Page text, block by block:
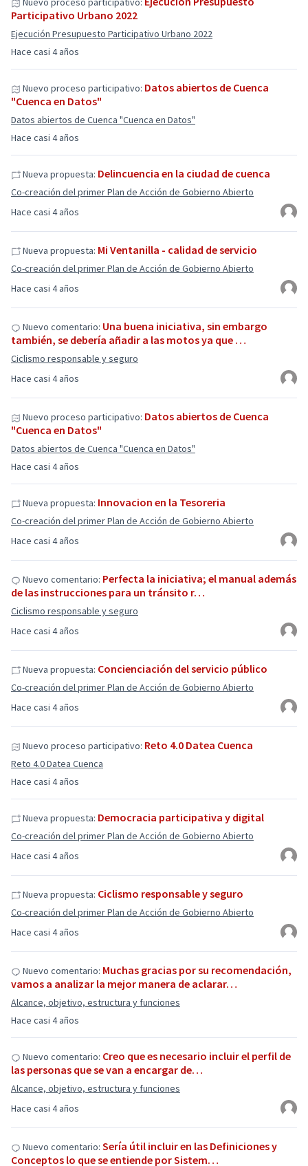
Hace casi 4 años
Participativo Urbano 2022
Ejecución Presupuesto Participativo Urbano 2022
Hace casi 4 años
Nuevo proceso participativo: Datos abiertos de Cuenca
"Cuenca en Datos"
Datos abiertos de Cuenca "Cuenca en Datos"
Hace casi 4 años
Nueva propuesta: Delincuencia en la ciudad de cuenca
Co-creación del primer Plan de Acción de Gobierno Abierto
Hace casi 4 años
Nueva propuesta: Mi Ventanilla - calidad de servicio
Co-creación del primer Plan de Acción de Gobierno Abierto
Hace casi 4 años
Nuevo comentario: Una buena iniciativa, sin embargo
también, se debería añadir a las motos ya que …
Ciclismo responsable y seguro
Hace casi 4 años
Nuevo proceso participativo: Datos abiertos de Cuenca
"Cuenca en Datos"
Datos abiertos de Cuenca "Cuenca en Datos"
Hace casi 4 años
Nueva propuesta: Innovacion en la Tesoreria
Co-creación del primer Plan de Acción de Gobierno Abierto
Hace casi 4 años
Nuevo comentario: Perfecta la iniciativa; el manual además
de las instrucciones para un tránsito r…
Ciclismo responsable y seguro
Hace casi 4 años
Nueva propuesta: Concienciación del servicio público
Co-creación del primer Plan de Acción de Gobierno Abierto
Hace casi 4 años
Nuevo proceso participativo: Reto 4.0 Datea Cuenca
Reto 4.0 Datea Cuenca
Hace casi 4 años
Nueva propuesta: Democracia participativa y digital
Co-creación del primer Plan de Acción de Gobierno Abierto
Hace casi 4 años
Nueva propuesta: Ciclismo responsable y seguro
Co-creación del primer Plan de Acción de Gobierno Abierto
Hace casi 4 años
Nuevo comentario: Muchas gracias por su recomendación,
vamos a analizar la mejor manera de aclarar…
Alcance, objetivo, estructura y funciones
Hace casi 4 años
Nuevo comentario: Creo que es necesario incluir el perfil de
las personas que se van a encargar de…
Alcance, objetivo, estructura y funciones
Nuevo comentario: Sería útil incluir en las Definiciones y
Conceptos lo que se entiende por Sistem…